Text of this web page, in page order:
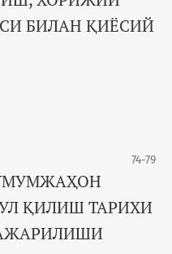
БИЛАН ҚИЁСИЙ
74-79
ҚИЛИШ ТАРИХИ